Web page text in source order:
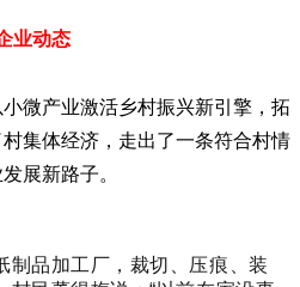
业动态
微产业激活乡村振兴新引擎，拓
集体经济，走出了一条符合村情
展新路子。
制品加工厂，裁切、压痕、装